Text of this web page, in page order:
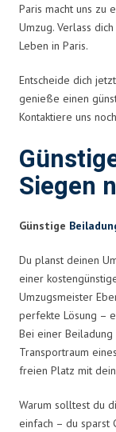
Paris macht uns zu
Umzug. Verlass
Leben in Paris.
Entscheide dich
genieße einen
Kontaktiere uns
Siegen
Günstige
Du planst deinen
einer
Umzugsmeister
perfekte Lösung –
Bei einer
Transportraum
freien Platz mit
Warum solltest du
einfach – du sparst